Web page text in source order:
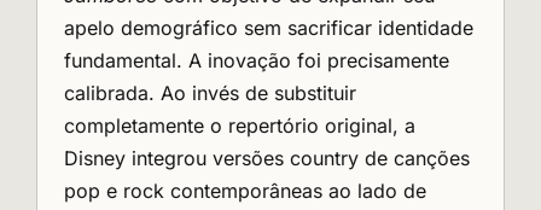
apelo demográfico sem sacrificar identidade
fundamental. A inovação foi precisamente
calibrada. Ao invés de substituir
completamente o repertório original, a
Disney integrou versões country de canções
pop e rock contemporâneas ao lado de